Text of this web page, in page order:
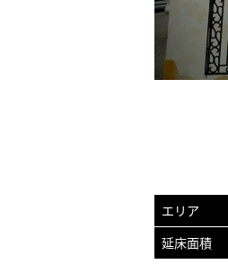
エリア
延床面積